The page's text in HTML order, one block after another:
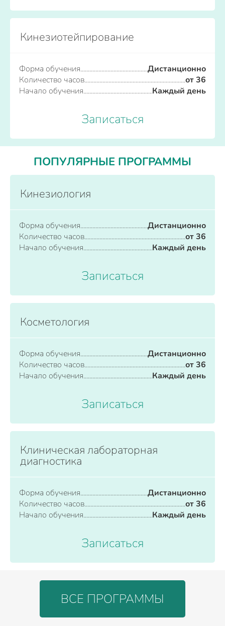
Кинезиотейпирование
Форма обучения
Дистанционно
Количество часов
от 36
Начало обучения
Каждый день
Записаться
ПОПУЛЯРНЫЕ ПРОГРАММЫ
Кинезиология
Форма обучения
Дистанционно
Количество часов
от 36
Начало обучения
Каждый день
Записаться
Косметология
Форма обучения
Дистанционно
Количество часов
от 36
Начало обучения
Каждый день
Записаться
Клиническая лабораторная
диагностика
Форма обучения
Дистанционно
Количество часов
от 36
Начало обучения
Каждый день
Записаться
ВСЕ ПРОГРАММЫ